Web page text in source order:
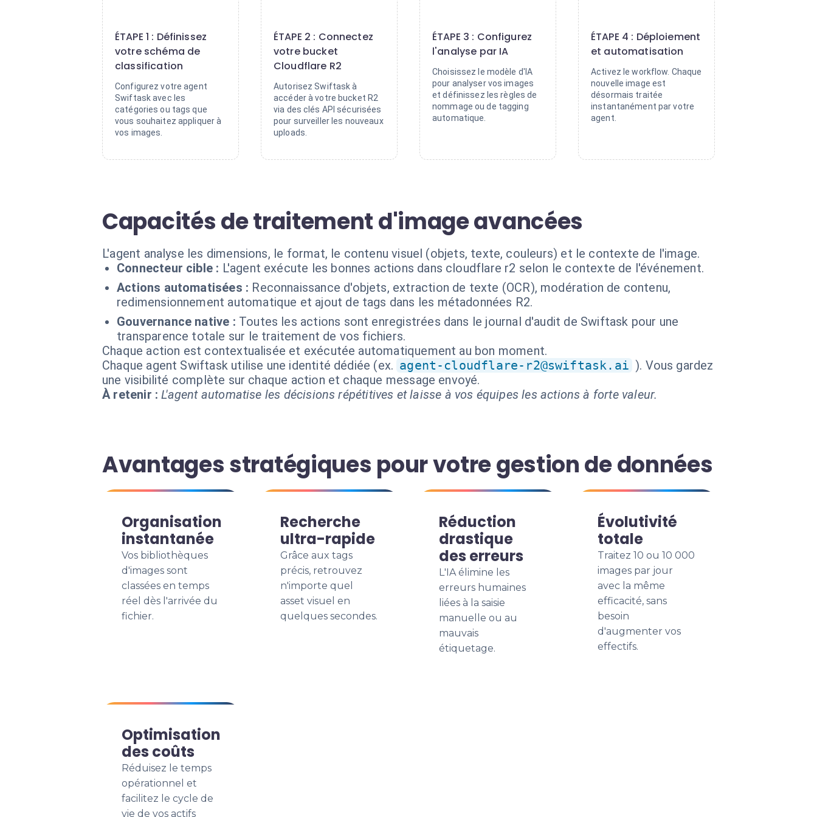
ÉTAPE 1 : Définissez
votre schéma de
classification
Configurez votre agent
Swiftask avec les
catégories ou tags que
vous souhaitez appliquer à
vos images.
ÉTAPE 2 : Connectez
votre bucket
Cloudflare R2
Autorisez Swiftask à
accéder à votre bucket R2
via des clés API sécurisées
pour surveiller les nouveaux
uploads.
ÉTAPE 3 : Configurez
l'analyse par IA
Choisissez le modèle d'IA
pour analyser vos images
et définissez les règles de
nommage ou de tagging
automatique.
ÉTAPE 4 : Déploiement
et automatisation
Activez le workflow. Chaque
nouvelle image est
désormais traitée
instantanément par votre
agent.
Capacités de traitement d'image avancées
L'agent analyse les dimensions, le format, le contenu visuel (objets, texte, couleurs) et le contexte de l'image.
Connecteur cible : L'agent exécute les bonnes actions dans cloudflare r2 selon le contexte de l'événement.
Actions automatisées : Reconnaissance d'objets, extraction de texte (OCR), modération de contenu,
redimensionnement automatique et ajout de tags dans les métadonnées R2.
Gouvernance native : Toutes les actions sont enregistrées dans le journal d'audit de Swiftask pour une
transparence totale sur le traitement de vos fichiers.
Chaque action est contextualisée et exécutée automatiquement au bon moment.
Chaque agent Swiftask utilise une identité dédiée (ex. agent-cloudflare-r2@swiftask.ai ). Vous gardez
une visibilité complète sur chaque action et chaque message envoyé.
À retenir : L'agent automatise les décisions répétitives et laisse à vos équipes les actions à forte valeur.
Avantages stratégiques pour votre gestion de données
Organisation
instantanée
Vos bibliothèques
d'images sont
classées en temps
réel dès l'arrivée du
fichier.
Recherche
ultra-rapide
Grâce aux tags
précis, retrouvez
n'importe quel
asset visuel en
quelques secondes.
Réduction
drastique
des erreurs
L'IA élimine les
erreurs humaines
liées à la saisie
manuelle ou au
mauvais
étiquetage.
Évolutivité
totale
Traitez 10 ou 10 000
images par jour
avec la même
efficacité, sans
besoin
d'augmenter vos
effectifs.
Optimisation
des coûts
Réduisez le temps
opérationnel et
facilitez le cycle de
vie de vos actifs